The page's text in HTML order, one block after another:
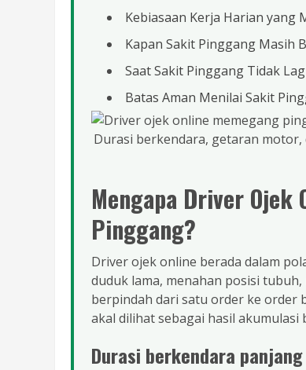
Kebiasaan Kerja Harian yang
Kapan Sakit Pinggang Masih
Saat Sakit Pinggang Tidak
Batas Aman Menilai Sakit
Durasi berkendara, getaran
Mengapa Driver
Pinggang?
Driver ojek online berada dalam
duduk lama, menahan posisi
berpindah dari satu order ke order
akal dilihat sebagai hasil akumulasi
Durasi berkendara